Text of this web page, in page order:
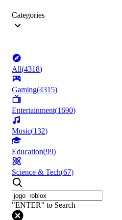
Categories
All(4318)
Gaming(4315)
Entertainment(1690)
Music(132)
Education(99)
Science & Tech(67)
"ENTER" to Search